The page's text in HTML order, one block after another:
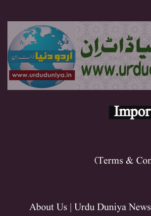
About Us | Urdu Duniya